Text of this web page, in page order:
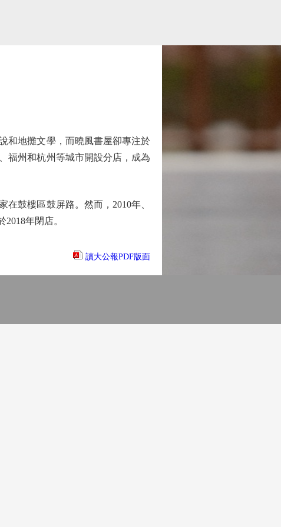
地攤文學，而曉風書屋卻專注於
福州和杭州等城市開設分店，成為
鼓樓區鼓屏路。然而，2010年、
年閉店。
讀大公報PDF版面